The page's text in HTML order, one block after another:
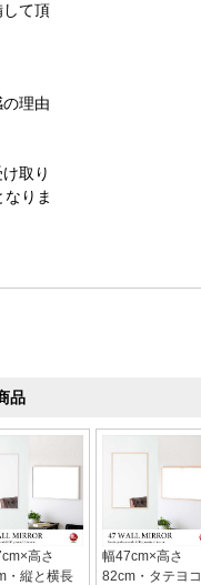
て頂
理由
取り
りま
品
高さ
・縦と横長
幅47cm×高さ
82cm・タテヨコ